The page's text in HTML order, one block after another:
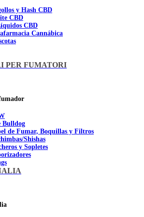
y Hash CBD
CBD
CBD
Cannábica
PER FUMATORI
Bulldog
de Fumar, Boquillas y Filtros
Shishas
y Sopletes
para liar
para Fumadores
BHO